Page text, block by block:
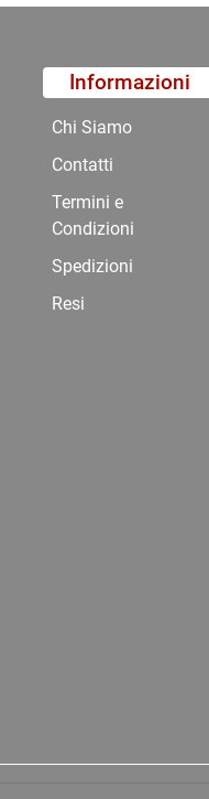
Informazioni
Chi Siamo
Contatti
Termini e
Condizioni
Spedizioni
Resi